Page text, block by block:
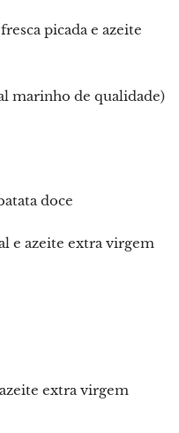
picada e azeite
marinho de qualidade)
doce
e azeite extra virgem
extra virgem